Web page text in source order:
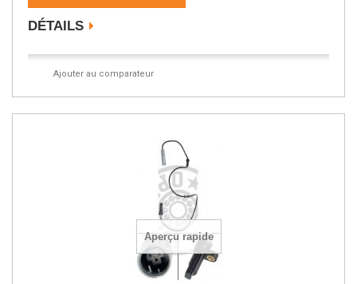
DÉTAILS
Ajouter au comparateur
Aperçu rapide